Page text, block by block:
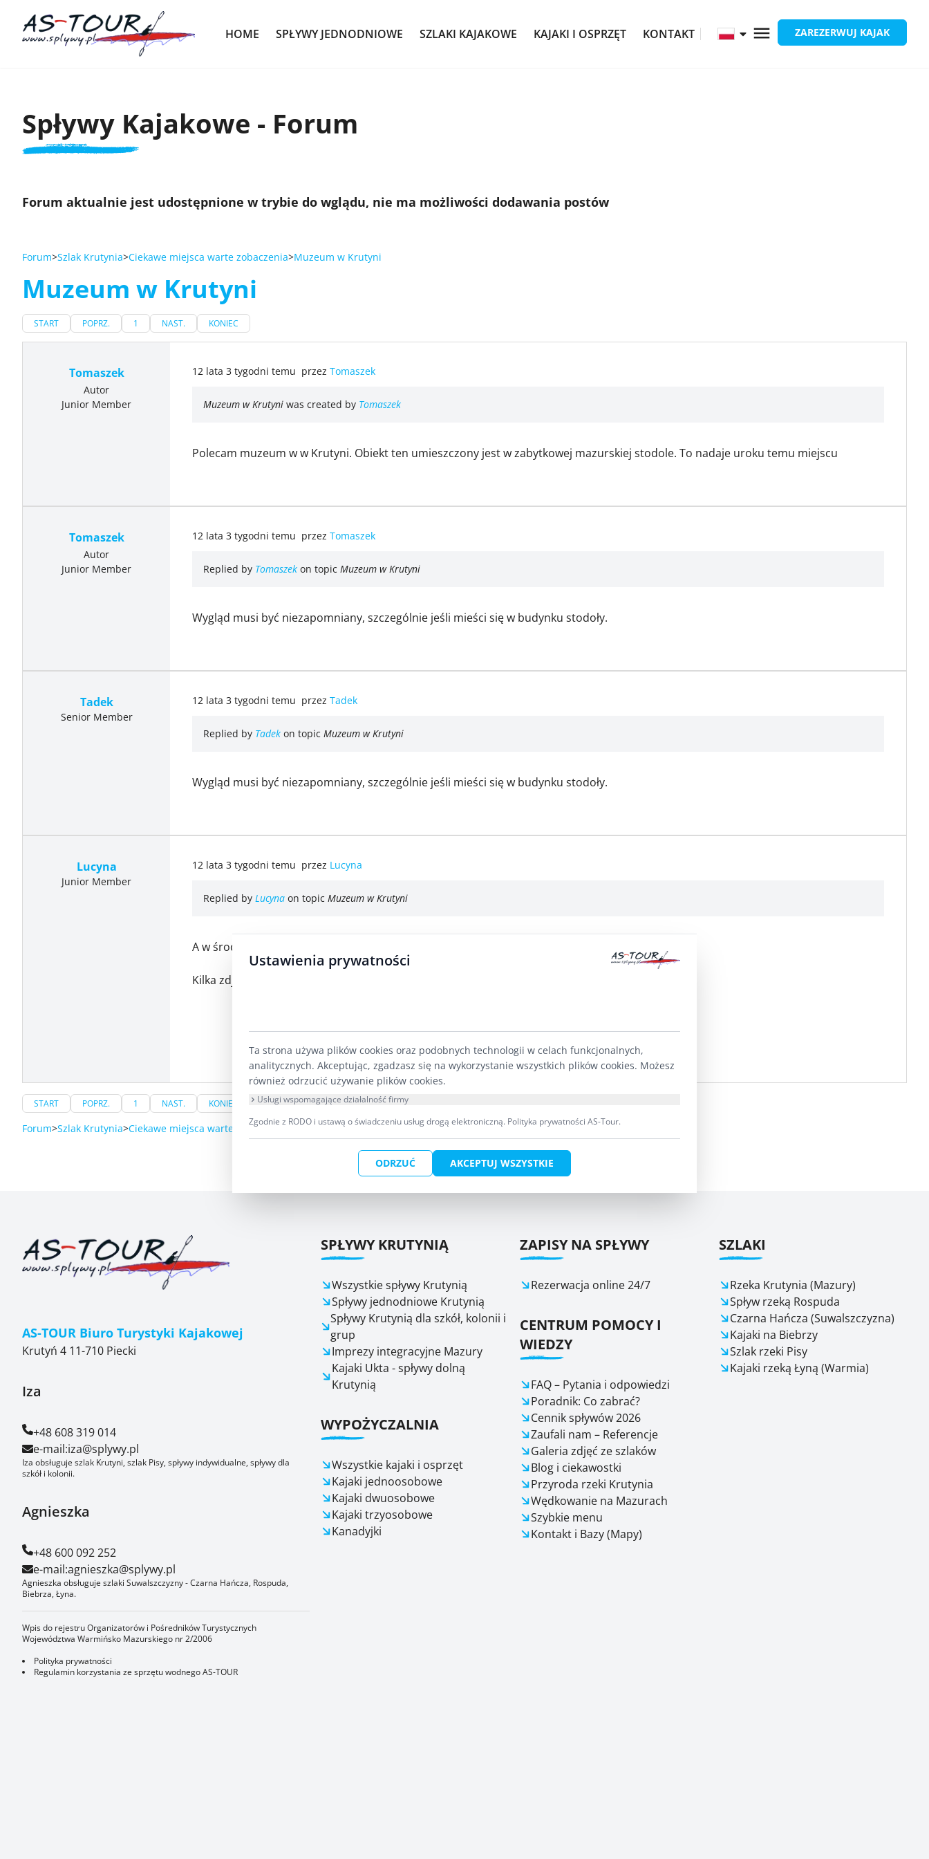
HOME SPŁYWY JEDNODNIOWE SZLAKI KAJAKOWE KAJAKI I OSPRZĘT KONTAKT ZAREZERWUJ KAJAK
Spływy Kajakowe - Forum
Forum aktualnie jest udostępnione w trybie do wglądu, nie ma możliwości dodawania postów
Forum Szlak Krutynia Ciekawe miejsca warte zobaczenia Muzeum w Krutyni
Muzeum w Krutyni
START POPRZ. 1 NAST. KONIEC
Tomaszek
Autor
Junior Member
12 lata 3 tygodni temu przez Tomaszek
Muzeum w Krutyni was created by Tomaszek
Polecam muzeum w w Krutyni. Obiekt ten umieszczony jest w zabytkowej mazurskiej stodole. To nadaje uroku temu miejscu
Tomaszek
Autor
Junior Member
12 lata 3 tygodni temu przez Tomaszek
Replied by Tomaszek on topic Muzeum w Krutyni
Wygląd musi być niezapomniany, szczególnie jeśli mieści się w budynku stodoły.
Tadek
Senior Member
12 lata 3 tygodni temu przez Tadek
Replied by Tadek on topic Muzeum w Krutyni
Wygląd musi być niezapomniany, szczególnie jeśli mieści się w budynku stodoły.
Lucyna
Junior Member
12 lata 3 tygodni temu przez Lucyna
Replied by Lucyna on topic Muzeum w Krutyni
A w środku znajdziemy wiele ciekawostek.
Kilka zdjęć :
START POPRZ. 1 NAST. KONIEC
Forum Szlak Krutynia Ciekawe miejsca warte zobaczenia Muzeum w Krutyni
AS-TOUR Biuro Turystyki Kajakowej
Krutyń 4 11-710 Piecki
Iza
+48 608 319 014
e-mail:iza@splywy.pl
Iza obsługuje szlak Krutyni, szlak Pisy, spływy indywidualne, spływy dla
szkół i kolonii.
Agnieszka
+48 600 092 252
e-mail:agnieszka@splywy.pl
Agnieszka obsługuje szlaki Suwalszczyzny - Czarna Hańcza, Rospuda,
Biebrza, Łyna.
Wpis do rejestru Organizatorów i Pośredników Turystycznych
Województwa Warmińsko Mazurskiego nr 2/2006
Polityka prywatności
Regulamin korzystania ze sprzętu wodnego AS-TOUR
SPŁYWY KRUTYNIĄ
Wszystkie spływy Krutynią
Spływy jednodniowe Krutynią
Spływy Krutynią dla szkół, kolonii i
grup
Imprezy integracyjne Mazury
Kajaki Ukta - spływy dolną
Krutynią
WYPOŻYCZALNIA
Wszystkie kajaki i osprzęt
Kajaki jednoosobowe
Kajaki dwuosobowe
Kajaki trzyosobowe
Kanadyjki
ZAPISY NA SPŁYWY
Rezerwacja online 24/7
CENTRUM POMOCY I
WIEDZY
FAQ – Pytania i odpowiedzi
Poradnik: Co zabrać?
Cennik spływów 2026
Zaufali nam – Referencje
Galeria zdjęć ze szlaków
Blog i ciekawostki
Przyroda rzeki Krutynia
Wędkowanie na Mazurach
Szybkie menu
Kontakt i Bazy (Mapy)
SZLAKI
Rzeka Krutynia (Mazury)
Spływ rzeką Rospuda
Czarna Hańcza (Suwalszczyzna)
Kajaki na Biebrzy
Szlak rzeki Pisy
Kajaki rzeką Łyną (Warmia)
Ustawienia prywatności
Ta strona używa plików cookies oraz podobnych technologii w celach funkcjonalnych,
analitycznych. Akceptując, zgadzasz się na wykorzystanie wszystkich plików cookies. Możesz
również odrzucić używanie plików cookies.
Usługi wspomagające działalność firmy
Zgodnie z RODO i ustawą o świadczeniu usług drogą elektroniczną. Polityka prywatności AS-Tour.
ODRZUĆ AKCEPTUJ WSZYSTKIE